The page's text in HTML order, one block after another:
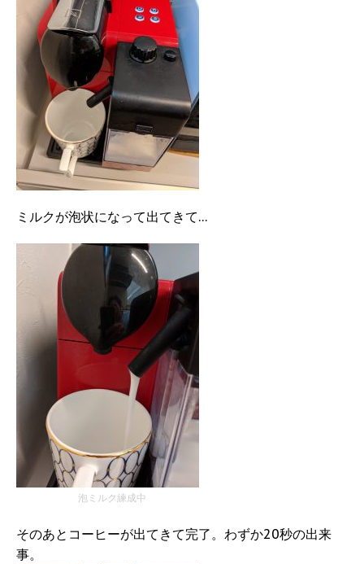
ミルクが泡状になって出てきて…
泡ミルク練成中
そのあとコーヒーが出てきて完了。わずか20秒の出来
事。